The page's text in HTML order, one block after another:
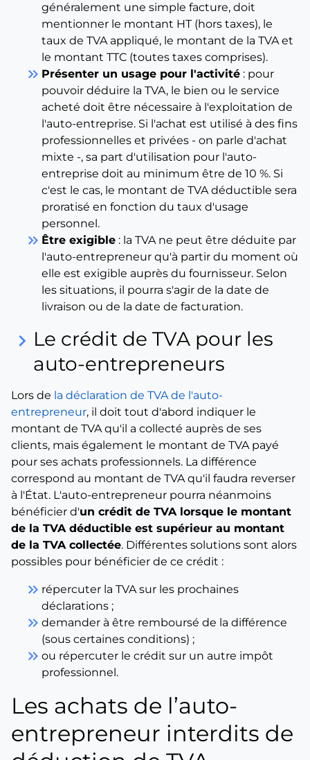
généralement une simple facture, doit
mentionner le montant HT (hors taxes), le
taux de TVA appliqué, le montant de la TVA et
le montant TTC (toutes taxes comprises).
keyboard_double_arrow_right Présenter un usage pour l'activité : pour
pouvoir déduire la TVA, le bien ou le service
acheté doit être nécessaire à l'exploitation de
l'auto-entreprise. Si l'achat est utilisé à des fins
professionnelles et privées - on parle d'achat
mixte -, sa part d'utilisation pour l'auto-
entreprise doit au minimum être de 10 %. Si
c'est le cas, le montant de TVA déductible sera
proratisé en fonction du taux d'usage
personnel.
keyboard_double_arrow_right Être exigible : la TVA ne peut être déduite par
l'auto-entrepreneur qu'à partir du moment où
elle est exigible auprès du fournisseur. Selon
les situations, il pourra s'agir de la date de
livraison ou de la date de facturation.
keyboard_arrow_right Le crédit de TVA pour les
auto-entrepreneurs
Lors de la déclaration de TVA de l'auto-
entrepreneur, il doit tout d'abord indiquer le
montant de TVA qu'il a collecté auprès de ses
clients, mais également le montant de TVA payé
pour ses achats professionnels. La différence
correspond au montant de TVA qu'il faudra reverser
à l'État. L'auto-entrepreneur pourra néanmoins
bénéficier d'un crédit de TVA lorsque le montant
de la TVA déductible est supérieur au montant
de la TVA collectée. Différentes solutions sont alors
possibles pour bénéficier de ce crédit :
keyboard_double_arrow_right répercuter la TVA sur les prochaines
déclarations ;
keyboard_double_arrow_right demander à être remboursé de la différence
(sous certaines conditions) ;
keyboard_double_arrow_right ou répercuter le crédit sur un autre impôt
professionnel.
Les achats de l’auto-
entrepreneur interdits de